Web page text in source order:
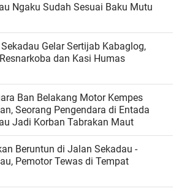
Ngaku Sudah Sesuai Baku Mutu
Gelar Sertijab Kabaglog,
dan Kasi Humas
Ban Belakang Motor Kempes
Seorang Pengendara di Entada
Jadi Korban Tabrakan Maut
Beruntun di Jalan Sekadau -
Pemotor Tewas di Tempat